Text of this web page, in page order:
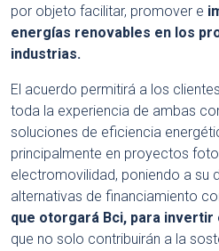
por objeto facilitar, promover e
energías renovables en los
industrias.
El acuerdo permitirá a los
toda la experiencia de ambas
soluciones de eficiencia
principalmente en proyectos
electromovilidad, poniendo a su
alternativas de financiamiento
que otorgará Bci, para
que no solo contribuirán a la